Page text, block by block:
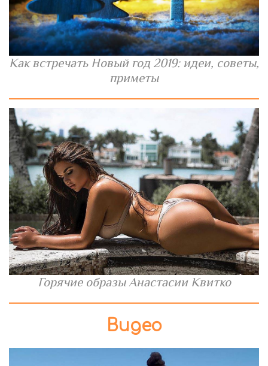
Как встречать Новый год 2019: идеи, советы,
приметы
Горячие образы Анастасии Квитко
Видео